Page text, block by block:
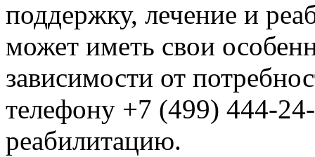
поддержку, лечение и
может иметь свои
зависимости от
телефону +7 (499) 444-
реабилитацию.